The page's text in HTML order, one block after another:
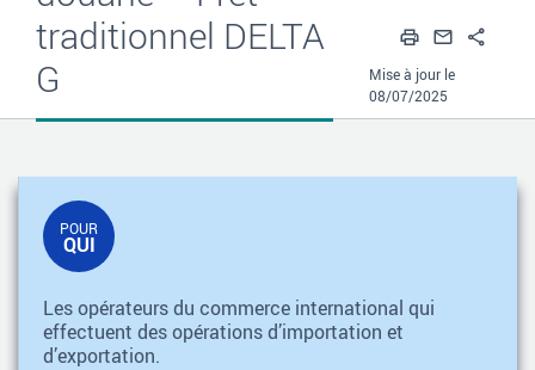
traditionnel DELTA
G
Imprimer
Mise à jour le
08/07/2025
POUR
QUI
Les opérateurs du commerce international qui
effectuent des opérations d’importation et
d’exportation.